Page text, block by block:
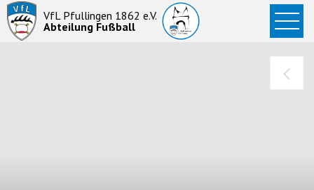
VfL Pfullingen 1862 e.V.
Abteilung Fußball
Startseite
News